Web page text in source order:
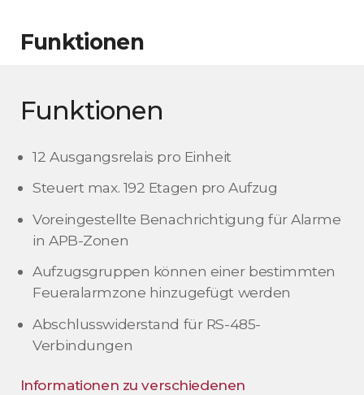
Funktionen
Funktionen
12 Ausgangsrelais pro Einheit
Steuert max. 192 Etagen pro Aufzug
Voreingestellte Benachrichtigung für Alarme
in APB-Zonen
Aufzugsgruppen können einer bestimmten
Feueralarmzone hinzugefügt werden
Abschlusswiderstand für RS-485-
Verbindungen
Informationen zu verschiedenen